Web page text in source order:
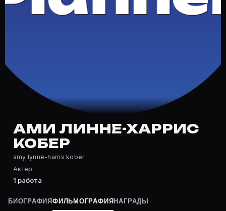
Частые вопросы о Ами Линне-
Полный список — на Movie Planner: https://movie-
Кто такой(ая) Ами Линне-Харрис Кобер?
Ами Линне-Харрис Кобер — Актер. Биография и
Где открыть фильмографию Ами Линне-Харрис
На Movie Planner: https://movie-planner.ru/s/
АМИ ЛИННЕ-ХАРРИС
КОБЕР
amy lynne-harris kober
Актер
1 работа
БИОГРАФИЯФИЛЬМОГРАФИЯ НАГРАДЫ